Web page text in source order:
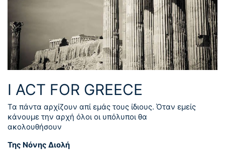
I ACT FOR GREECE
Τα πάντα αρχίζουν απί εμάς τους ίδιους. Όταν εμείς
κάνουμε την αρχή όλοι οι υπόλυποι θα
ακολουθήσουν
Της Νόνης Διολή